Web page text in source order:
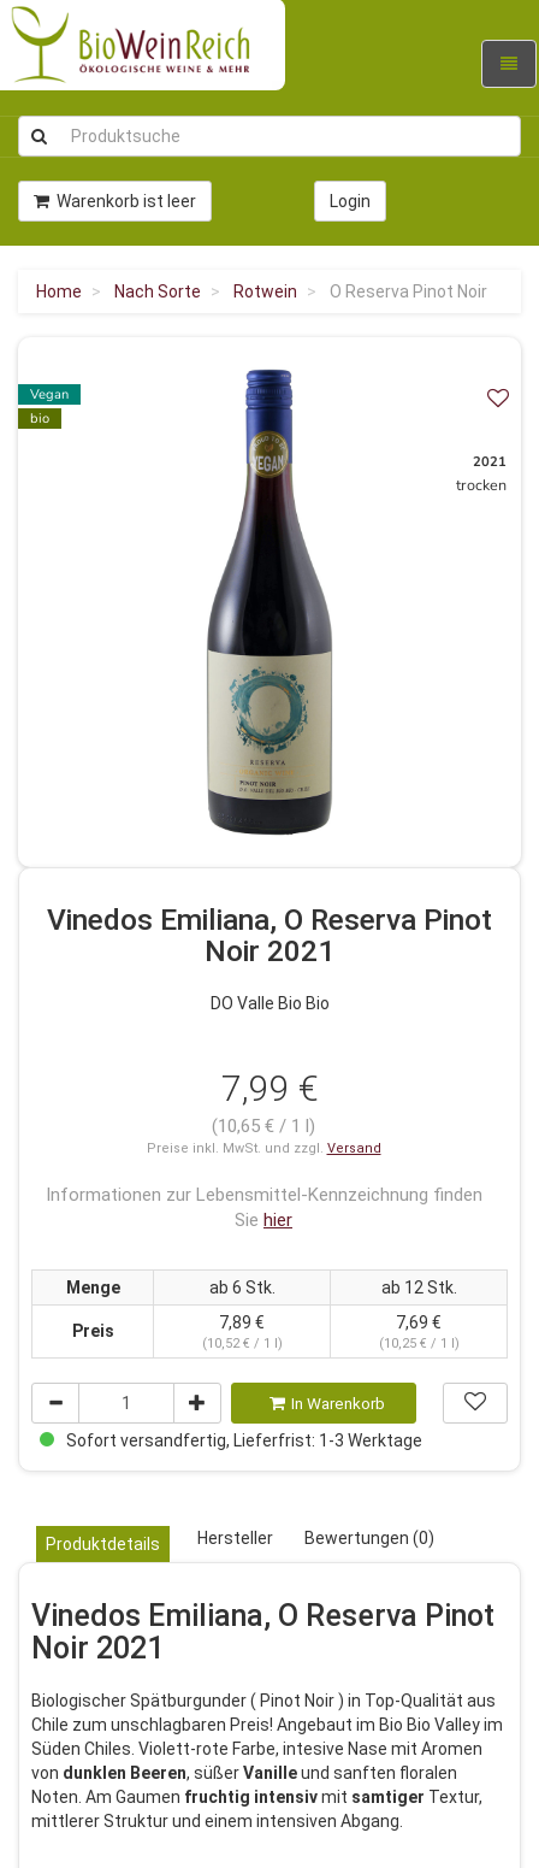
Warenkorb ist leer Login
Home Nach Sorte Rotwein O Reserva Pinot Noir
Vegan
bio
2021
trocken
Vinedos Emiliana, O Reserva Pinot
Noir 2021
DO Valle Bio Bio
7,99 €
(10,65 € / 1 l)
Preise inkl. MwSt. und zzgl. Versand
Informationen zur Lebensmittel-Kennzeichnung finden
Sie hier
Menge ab 6 Stk. ab 12 Stk.
Preis 7,89 €
(10,52 € / 1 l)
7,69 €
(10,25 € / 1 l)
In Warenkorb
Sofort versandfertig, Lieferfrist: 1-3 Werktage
Produktdetails Hersteller Bewertungen (0)
Vinedos Emiliana, O Reserva Pinot
Noir 2021
Biologischer Spätburgunder ( Pinot Noir ) in Top-Qualität aus
Chile zum unschlagbaren Preis! Angebaut im Bio Bio Valley im
Süden Chiles. Violett-rote Farbe, intesive Nase mit Aromen
von dunklen Beeren, süßerVanilleund sanften floralen
Noten. Am Gaumen fruchtig intensivmit samtiger Textur,
mittlerer Struktur und einem intensiven Abgang.